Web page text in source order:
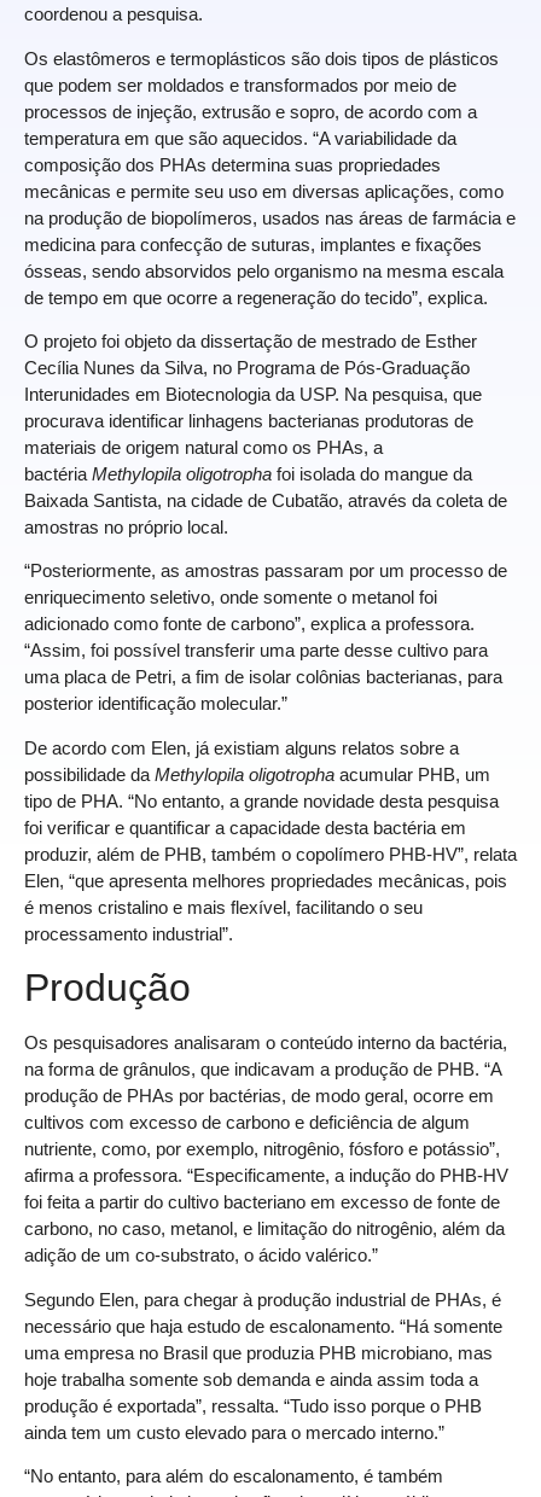
coordenou a pesquisa.
Os elastômeros e termoplásticos são dois tipos de plásticos
que podem ser moldados e transformados por meio de
processos de injeção, extrusão e sopro, de acordo com a
temperatura em que são aquecidos. “A variabilidade da
composição dos PHAs determina suas propriedades
mecânicas e permite seu uso em diversas aplicações, como
na produção de biopolímeros, usados nas áreas de farmácia e
medicina para confecção de suturas, implantes e fixações
ósseas, sendo absorvidos pelo organismo na mesma escala
de tempo em que ocorre a regeneração do tecido”, explica.
O projeto foi objeto da dissertação de mestrado de Esther
Cecília Nunes da Silva, no Programa de Pós-Graduação
Interunidades em Biotecnologia da USP. Na pesquisa, que
procurava identificar linhagens bacterianas produtoras de
materiais de origem natural como os PHAs, a
bactéria Methylopila oligotropha foi isolada do mangue da
Baixada Santista, na cidade de Cubatão, através da coleta de
amostras no próprio local.
“Posteriormente, as amostras passaram por um processo de
enriquecimento seletivo, onde somente o metanol foi
adicionado como fonte de carbono”, explica a professora.
“Assim, foi possível transferir uma parte desse cultivo para
uma placa de Petri, a fim de isolar colônias bacterianas, para
posterior identificação molecular.”
De acordo com Elen, já existiam alguns relatos sobre a
possibilidade da Methylopila oligotropha acumular PHB, um
tipo de PHA. “No entanto, a grande novidade desta pesquisa
foi verificar e quantificar a capacidade desta bactéria em
produzir, além de PHB, também o copolímero PHB-HV”, relata
Elen, “que apresenta melhores propriedades mecânicas, pois
é menos cristalino e mais flexível, facilitando o seu
processamento industrial”.
Produção
Os pesquisadores analisaram o conteúdo interno da bactéria,
na forma de grânulos, que indicavam a produção de PHB. “A
produção de PHAs por bactérias, de modo geral, ocorre em
cultivos com excesso de carbono e deficiência de algum
nutriente, como, por exemplo, nitrogênio, fósforo e potássio”,
afirma a professora. “Especificamente, a indução do PHB-HV
foi feita a partir do cultivo bacteriano em excesso de fonte de
carbono, no caso, metanol, e limitação do nitrogênio, além da
adição de um co-substrato, o ácido valérico.”
Segundo Elen, para chegar à produção industrial de PHAs, é
necessário que haja estudo de escalonamento. “Há somente
uma empresa no Brasil que produzia PHB microbiano, mas
hoje trabalha somente sob demanda e ainda assim toda a
produção é exportada”, ressalta. “Tudo isso porque o PHB
ainda tem um custo elevado para o mercado interno.”
“No entanto, para além do escalonamento, é também